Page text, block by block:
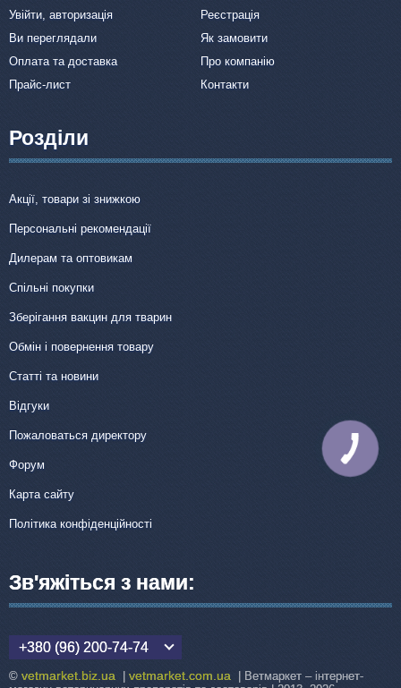
Увійти, авторизація
Реєстрація
Ви переглядали
Як замовити
Оплата та доставка
Про компанію
Прайс-лист
Контакти
Розділи
Акції, товари зі знижкою
Персональні рекомендації
Дилерам та оптовикам
Спільні покупки
Зберігання вакцин для тварин
Обмін і повернення товару
Статті та новини
Відгуки
Пожаловаться директору
Форум
Карта сайту
Політика конфіденційності
Зв'яжіться з нами:
+380 (96) 200-74-74
© vetmarket.biz.ua | vetmarket.com.ua | Ветмаркет – інтернет-
КНОПКА
ЗВ'ЯЗКУ